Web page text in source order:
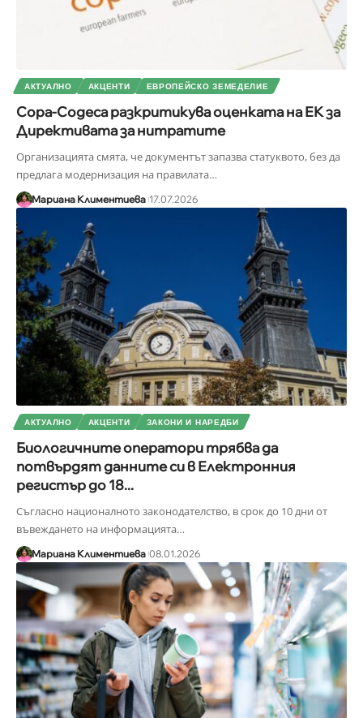
АКТУАЛНО АКЦЕНТИ ЕВРОПЕЙСКО ЗЕМЕДЕЛИЕ
Copa-Cogeca разкритикува оценката на ЕК за
Директивата за нитратите
Организацията смята, че документът запазва статуквото, без да
предлага модернизация на правилата…
Мариана Климентиева 17.07.2026
АКТУАЛНО АКЦЕНТИ ЗАКОНИ И НАРЕДБИ
Биологичните оператори трябва да
потвърдят данните си в Електронния
регистър до 18...
Съгласно националното законодателство, в срок до 10 дни от
въвеждането на информацията…
Мариана Климентиева 08.01.2026